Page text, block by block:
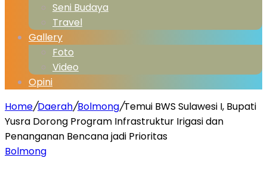
Seni Budaya
Travel
Gallery
Foto
Video
Opini
Home/Daerah/Bolmong/Temui BWS Sulawesi I, Bupati
Yusra Dorong Program Infrastruktur Irigasi dan
Penanganan Bencana jadi Prioritas
Bolmong